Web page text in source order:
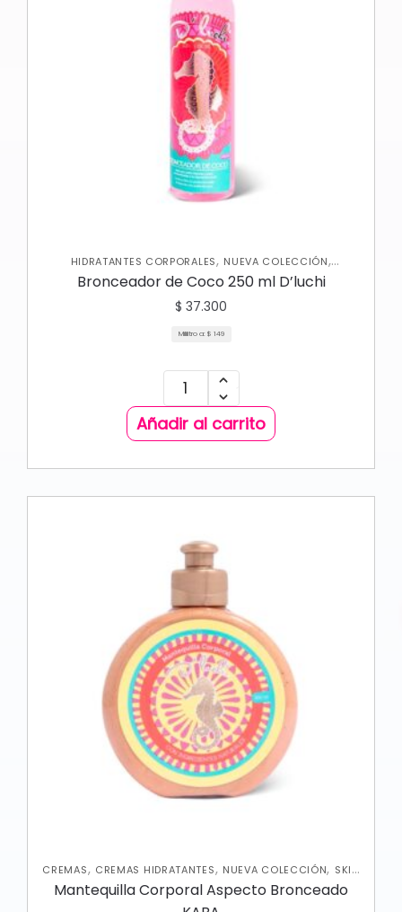
HIDRATANTES CORPORALES, NUEVA COLECCIÓN,
PROTECTOR SOLAR,SKIN CARE CORPORAL
Bronceador de Coco 250 ml D’luchi
$ 37.300
Mililitro a: $ 149
Añadir al carrito
CREMAS, CREMAS HIDRATANTES, NUEVA COLECCIÓN, SKIN
CARE CORPORAL
Mantequilla Corporal Aspecto Bronceado